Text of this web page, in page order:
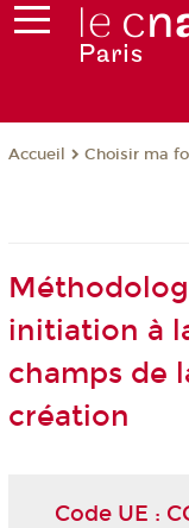
Accueil Choisir ma
initiation à
champs de
création
Code UE :